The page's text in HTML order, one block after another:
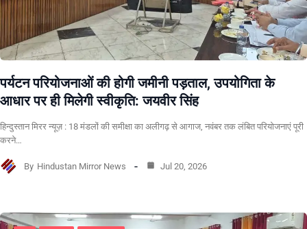
पर्यटन परियोजनाओं की होगी जमीनी पड़ताल, उपयोगिता के
आधार पर ही मिलेगी स्वीकृति: जयवीर सिंह
हिन्दुस्तान मिरर न्यूज़ : 18 मंडलों की समीक्षा का अलीगढ़ से आगाज, नवंबर तक लंबित परियोजनाएं पूरी
करने…
By Hindustan Mirror News Jul 20, 2026